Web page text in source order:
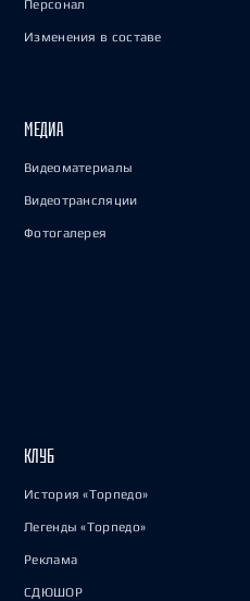
Персонал
Изменения в составе
МЕДИА
Видеоматериалы
Видеотрансляции
Фотогалерея
КЛУБ
История «Торпедо»
Легенды «Торпедо»
Реклама
СДЮШОР